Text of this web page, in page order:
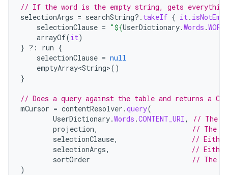
// If the word is the empty string, gets everything
selectionArgs = searchString?. takeIf { it .
selectionClause = "${UserDictionary.Words .WORD
arrayOf(it)
} ?: run {
selectionClause = null
emptyArray<String>()
}
// Does a query against the table and returns a
mCursor = contentResolver .query(
UserDictionary.Words .CONTENT_URI,
// The
projection,
// The
selectionClause,
// Either
selectionArgs,
// Either
sortOrder
// The
)